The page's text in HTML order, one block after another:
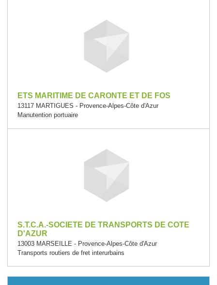
ETS MARITIME DE CARONTE ET DE FOS
13117 MARTIGUES - Provence-Alpes-Côte d'Azur
Manutention portuaire
S.T.C.A.-SOCIETE DE TRANSPORTS DE COTE
D'AZUR
13003 MARSEILLE - Provence-Alpes-Côte d'Azur
Transports routiers de fret interurbains